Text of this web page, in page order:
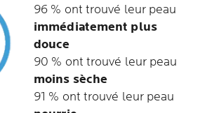
96 % ont trouvé leur peau
immédiatement plus
douce
90 % ont trouvé leur peau
moins sèche
91 % ont trouvé leur peau